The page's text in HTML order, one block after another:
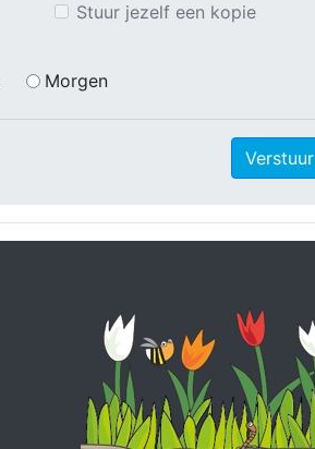
Stuur jezelf een kopie
Morgen
Verstuur